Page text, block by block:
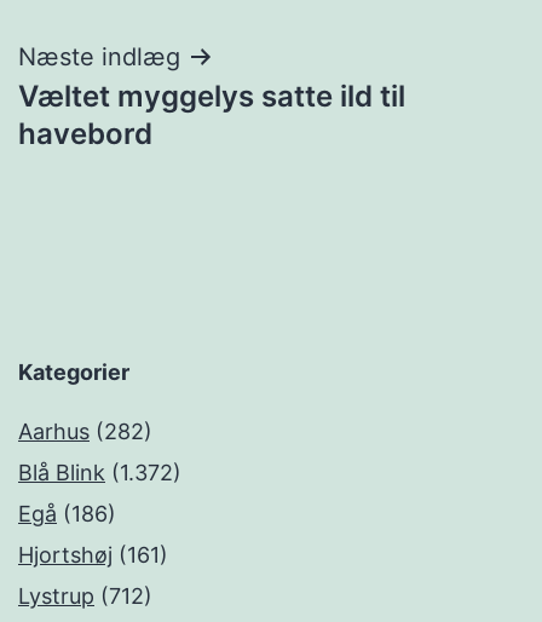
Næste indlæg
Væltet myggelys satte ild til
havebord
Kategorier
Aarhus (282)
Blå Blink (1.372)
Egå (186)
Hjortshøj (161)
Lystrup (712)